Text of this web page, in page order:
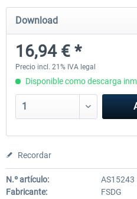
Aerosoft Mega Airport Brussels
25,37 € *
Download
16,94 € *
Precio incl. 21% IVA legal
Disponible como descarga
Recordar
N.º artículo:
AS15243
Fabricante:
FSDG